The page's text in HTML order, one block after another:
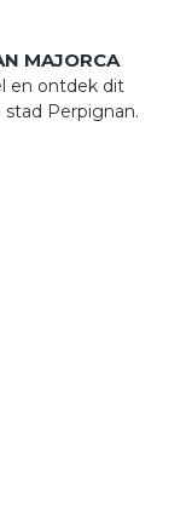
MAJORCA
en ontdek dit
Perpignan.